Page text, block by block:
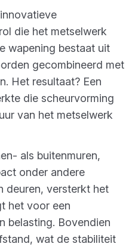
die het metselwerk
wapening bestaat uit
gecombineerd met
Het resultaat? Een
die scheurvorming
van het metselwerk
als buitenmuren,
onder andere
deuren, versterkt het
het voor een
belasting. Bovendien
wat de stabiliteit